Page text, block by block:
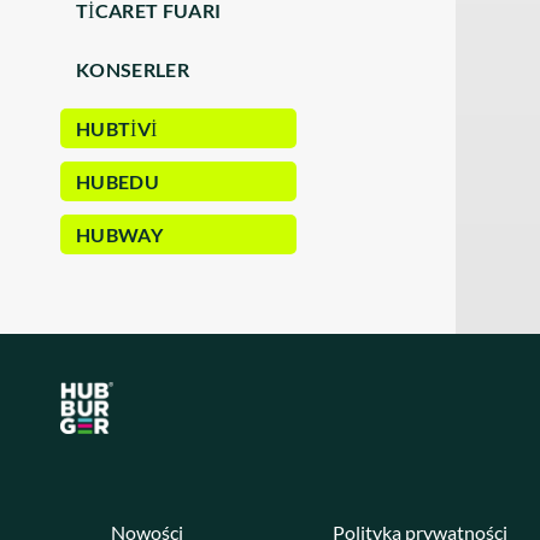
TICARET FUARI
KONSERLER
HUBTIVI
HUBEDU
HUBWAY
Nowości Polityka prywatności